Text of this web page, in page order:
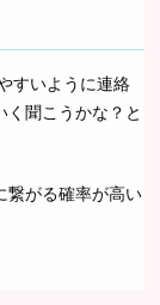
すいように連絡
聞こうかな？と
繋がる確率が高い